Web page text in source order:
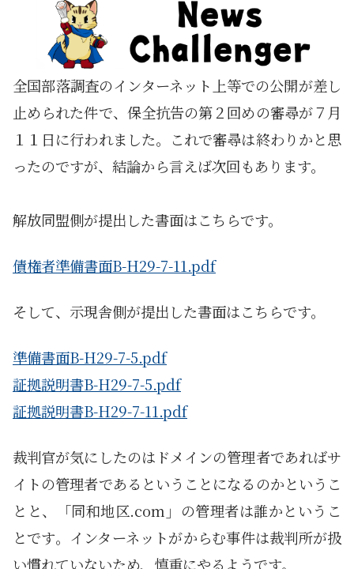
全国部落調査のインターネット上等での公開が差し
止められた件で、保全抗告の第２回めの審尋が７月
１１日に行われました。これで審尋は終わりかと思
ったのですが、結論から言えば次回もあります。
解放同盟側が提出した書面はこちらです。
債権者準備書面B-H29-7-11.pdf
そして、示現舎側が提出した書面はこちらです。
準備書面B-H29-7-5.pdf
証拠説明書B-H29-7-5.pdf
証拠説明書B-H29-7-11.pdf
裁判官が気にしたのはドメインの管理者であればサ
イトの管理者であるということになるのかというこ
とと、「同和地区.com」の管理者は誰かというこ
とです。インターネットがからむ事件は裁判所が扱
い慣れていないため、慎重にやるようです。